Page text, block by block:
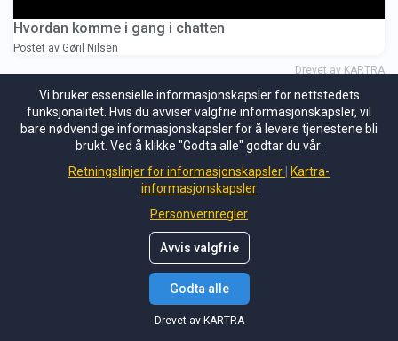
Hvordan komme i gang i chatten
Postet av Gøril Nilsen
Drevet av KARTRA
Vi bruker essensielle informasjonskapsler for nettstedets
funksjonalitet. Hvis du avviser valgfrie informasjonskapsler, vil
bare nødvendige informasjonskapsler for å levere tjenestene bli
brukt. Ved å klikke "Godta alle" godtar du vår:
Retningslinjer for informasjonskapsler
Kartra-
informasjonskapsler
Personvernregler
Avvis valgfrie
Godta alle
Drevet av KARTRA